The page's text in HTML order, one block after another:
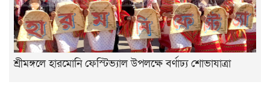
শ্রীমঙ্গলে হারমোনি ফেস্টিভ্যাল উপলক্ষে বর্ণাঢ্য শোভাযাত্রা